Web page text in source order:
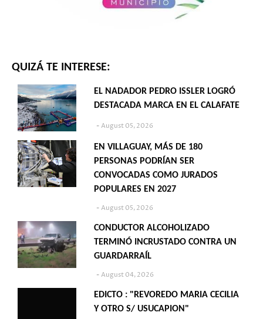
QUIZÁ TE INTERESE:
EL NADADOR PEDRO ISSLER LOGRÓ
DESTACADA MARCA EN EL CALAFATE
August 05, 2026
EN VILLAGUAY, MÁS DE 180
PERSONAS PODRÍAN SER
CONVOCADAS COMO JURADOS
POPULARES EN 2027
August 05, 2026
CONDUCTOR ALCOHOLIZADO
TERMINÓ INCRUSTADO CONTRA UN
GUARDARRAÍL
August 04, 2026
EDICTO : "REVOREDO MARIA CECILIA
Y OTRO S/ USUCAPION"